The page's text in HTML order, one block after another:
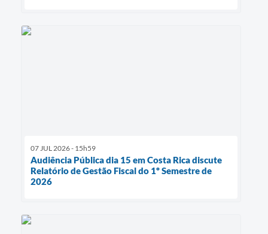
07 JUL 2026 - 15h59
Audiência Pública dia 15 em Costa Rica discute
Relatório de Gestão Fiscal do 1º Semestre de
2026